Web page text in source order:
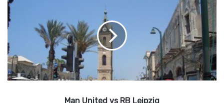
a
U
n
i
t
e
d
Man United vs RB Leipzig